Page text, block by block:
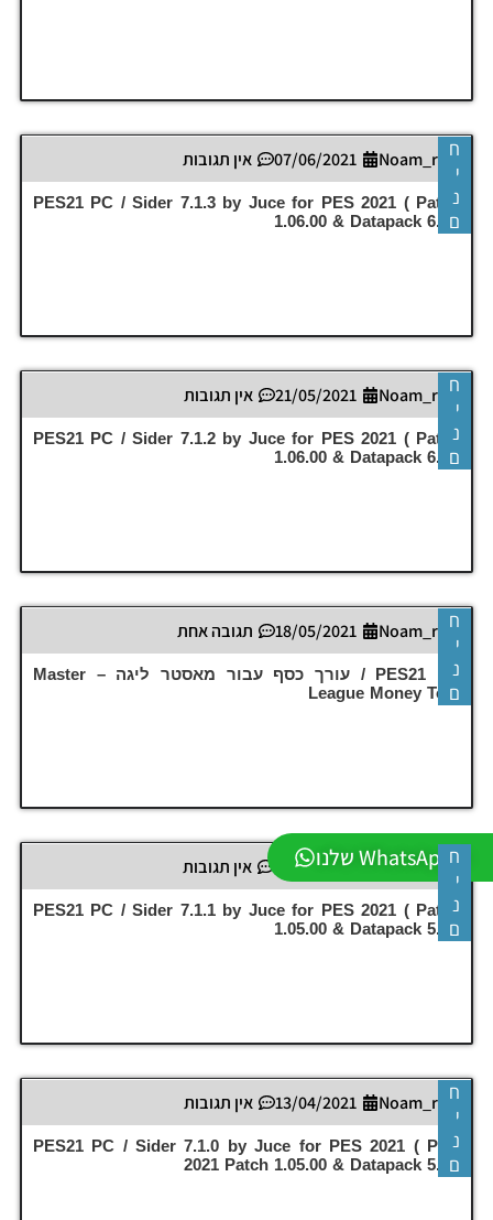
ה-WhatsApp שלנו
Noam_r
07/06/2021 אין תגובות
PES21 PC / Sider 7.1.3 by Juce for PES 2021 ( Patch
1.06.00 & Datapack 6.0 )
ח
י
נ
ם
Noam_r
21/05/2021 אין תגובות
PES21 PC / Sider 7.1.2 by Juce for PES 2021 ( Patch
1.06.00 & Datapack 6.0 )
ח
י
נ
ם
Noam_r
18/05/2021 תגובה אחת
PES21 PC / עורך כסף עבור מאסטר ליגה – Master
League Money Tool
ח
י
נ
ם
Noam_r
03/05/2021 אין תגובות
PES21 PC / Sider 7.1.1 by Juce for PES 2021 ( Patch
1.05.00 & Datapack 5.0 )
ח
י
נ
ם
Noam_r
13/04/2021 אין תגובות
PES21 PC / Sider 7.1.0 by Juce for PES 2021 ( PES
2021 Patch 1.05.00 & Datapack 5.0 )
ח
י
נ
ם